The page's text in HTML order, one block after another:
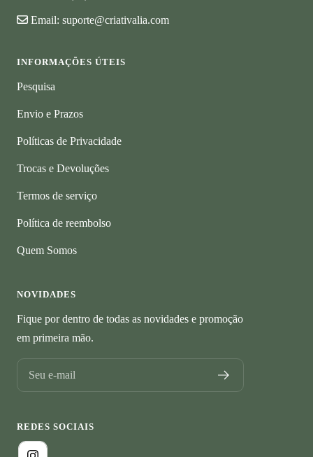
Email: suporte@criativalia.com
INFORMAÇÕES ÚTEIS
Pesquisa
Envio e Prazos
Políticas de Privacidade
Trocas e Devoluções
Termos de serviço
Política de reembolso
Quem Somos
NOVIDADES
Fique por dentro de todas as novidades e promoção
em primeira mão.
Seu e-mail
REDES SOCIAIS